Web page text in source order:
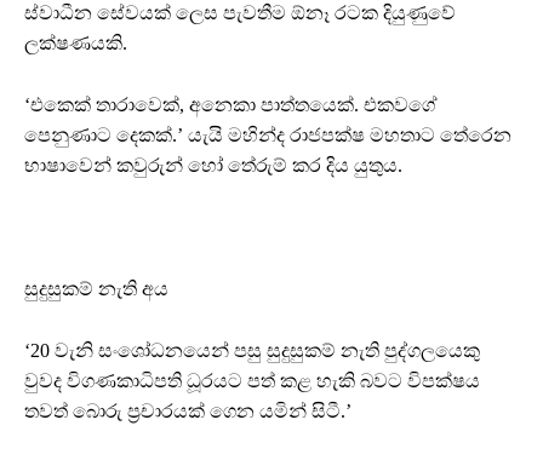
ස්වාධීන සේවයක් ලෙස පැවතීම ඕනෑ රටක දියුණුවේ
ලක්ෂණයකි.
‘එකෙක් තාරාවෙක්, අනෙකා පාත්තයෙක්. එකවගේ
පෙනුණාට දෙකක්.’ යැයි මහින්ද රාජපක්ෂ මහතාට තේරෙන
භාෂාවෙන් කවුරුන් හෝ තේරුම් කර දිය යුතුය.
සුදුසුකම් නැති අය
‘20 වැනි සංශෝධනයෙන් පසු සුදුසුකම් නැති පුද්ගලයෙකු
වුවද විගණකාධිපති ධූරයට පත් කළ හැකි බවට විපක්ෂය
තවත් බොරු ප්‍රචාරයක් ගෙන යමින් සිටී.’